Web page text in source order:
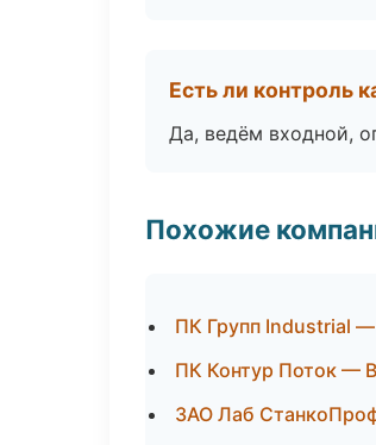
Есть ли контроль
Да, ведём входной,
Похожие
ПК Групп Industrial
ПК Контур Поток —
ЗАО Лаб